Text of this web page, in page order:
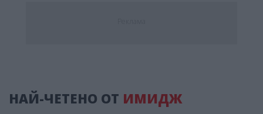
НАЙ-ЧЕТЕНО ОТ ИМИДЖ